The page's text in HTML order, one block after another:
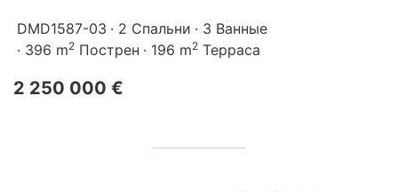
DMD1587-03 2 Спальни
3 Ванные
396 m2 Пострен 196 m2 Терраса
2 250 000 €